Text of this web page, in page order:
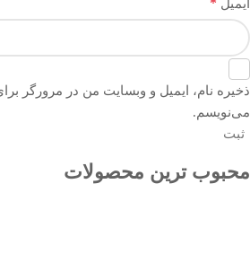
ایمیل *
ذخیره نام، ایمیل و وبسایت من در مرورگر
می‌نویسم.
محبوب ترین محصولات